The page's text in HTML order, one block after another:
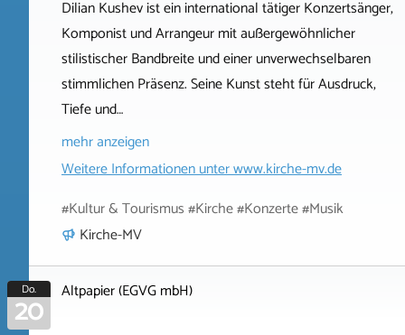
Dilian Kushev ist ein international tätiger Konzertsänger,
Komponist und Arrangeur mit außergewöhnlicher
stilistischer Bandbreite und einer unverwechselbaren
stimmlichen Präsenz. Seine Kunst steht für Ausdruck,
Tiefe und…
mehr anzeigen
Weitere Informationen unterwww.kirche-mv.de
#Kultur & Tourismus #Kirche #Konzerte #Musik
Kirche-MV
Do.
20 Altpapier (EGVG mbH)